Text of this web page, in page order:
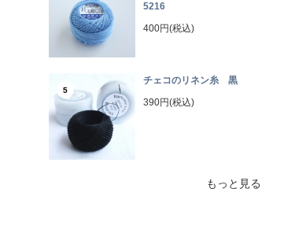
5216
400円(税込)
5
チェコのリネン糸 黒
390円(税込)
もっと見る